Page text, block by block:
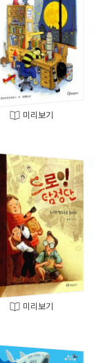
미리보기
미리보기